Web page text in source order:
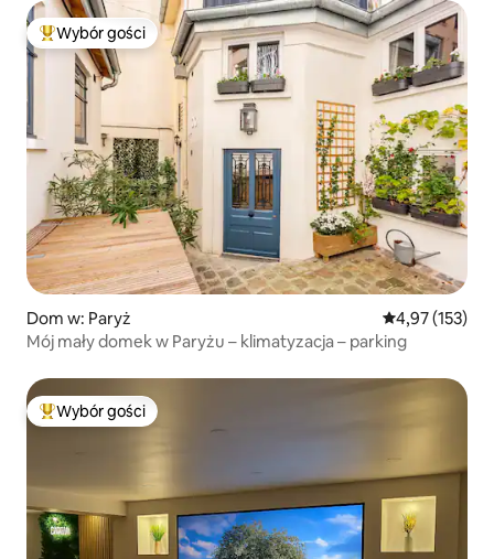
Najpopularniejsze z kategorii Wybór gości
Wybór gości
Dom w: Paryż Średnia
4,97 (153)
Mój mały domek w Paryżu – klimatyzacja – parking
Najpopularniejsze z kategorii Wybór gości
Wybór gości